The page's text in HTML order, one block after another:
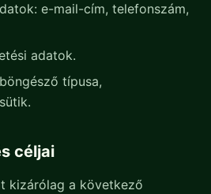
e-mail-cím, telefonszám,
adatok.
típusa,
céljai
kizárólag a következő